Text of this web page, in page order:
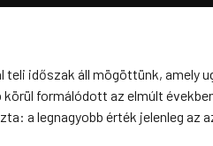
időszak áll mögöttünk, amely
formálódott az elmúlt
a legnagyobb érték jelenleg az